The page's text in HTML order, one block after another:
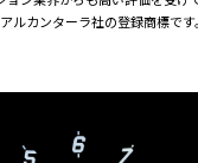
ルカンターラ社の登録商標です。